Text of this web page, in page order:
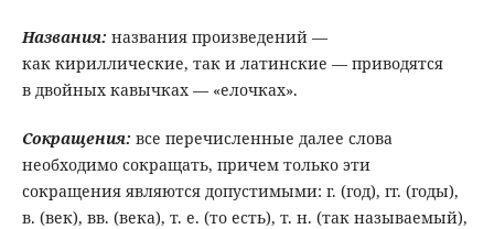
Названия: названия произведений —
как кириллические, так и латинские — приводятся
в двойных кавычках — «елочках».
Сокращения: все перечисленные далее слова
необходимо сокращать, причем только эти
сокращения являются допустимыми: г. (год), гг. (годы),
в. (век), вв. (века), т. е. (то есть), т. н. (так называемый),